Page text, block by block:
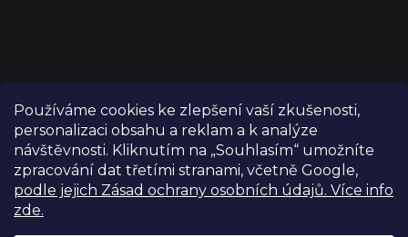
Používáme cookies ke zlepšení vaší zkušenosti,
personalizaci obsahu a reklam a k analýze
návštěvnosti. Kliknutím na „Souhlasím“ umožníte
zpracování dat třetími stranami, včetně Google,
podle jejich Zásad ochrany osobních údajů. Více info
zde.
Copyright 2026FILM-TECHNIKA. Všechna práva vyhrazena.